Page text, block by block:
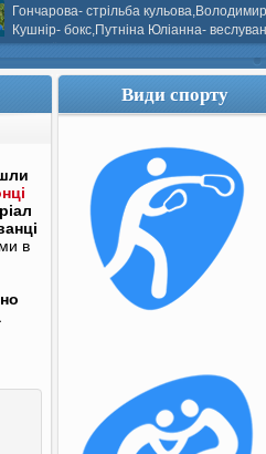
Якушева - волейбол.
Гончарова- стрільба кульова,Володимир
Кушнір- бокс,Путніна Юліанна-
Марія- стрільба
Г. веслування на байдарках і
в
Види спорту